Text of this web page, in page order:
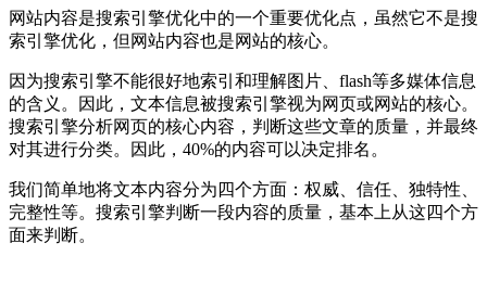
网站内容是搜索引擎优化中的一个重要优化点，虽然它不是搜
索引擎优化，但网站内容也是网站的核心。
因为搜索引擎不能很好地索引和理解图片、flash等多媒体信息
的含义。因此，文本信息被搜索引擎视为网页或网站的核心。
搜索引擎分析网页的核心内容，判断这些文章的质量，并最终
对其进行分类。因此，40%的内容可以决定排名。
我们简单地将文本内容分为四个方面：权威、信任、独特性、
完整性等。搜索引擎判断一段内容的质量，基本上从这四个方
面来判断。